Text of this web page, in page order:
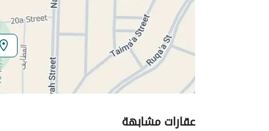
صرف صحي
تفاصيل اضافية
عمر العقار
جديد
عقارات مشابهة